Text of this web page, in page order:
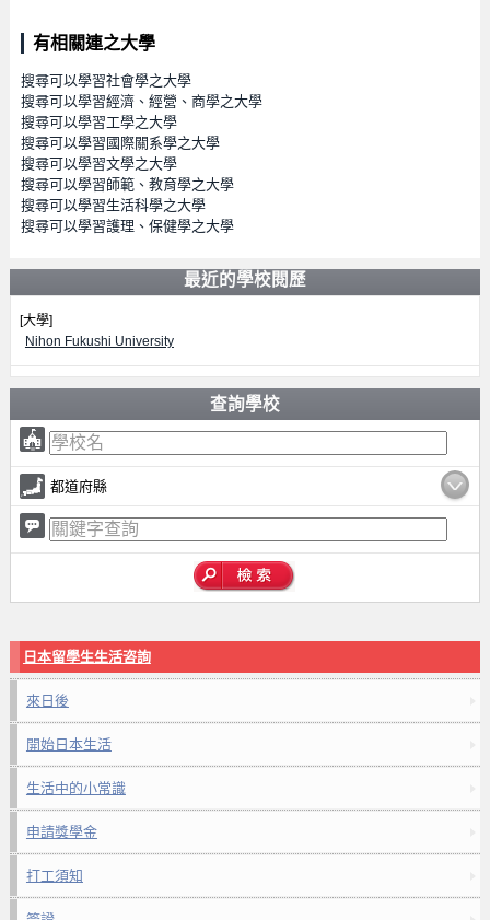
有相關連之大學
搜尋可以學習社會學之大學
搜尋可以學習經濟、經營、商學之大學
搜尋可以學習工學之大學
搜尋可以學習國際關系學之大學
搜尋可以學習文學之大學
搜尋可以學習師範、教育學之大學
搜尋可以學習生活科學之大學
搜尋可以學習護理、保健學之大學
最近的學校閱歷
[大學]
Nihon Fukushi University
查詢學校
都道府縣
日本留學生生活咨詢
來日後
開始日本生活
生活中的小常識
申請獎學金
打工須知